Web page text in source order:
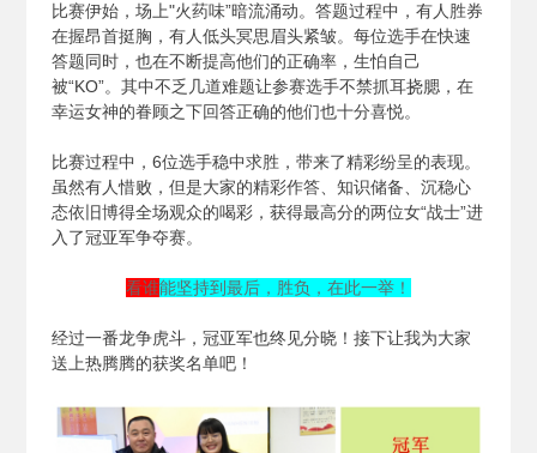
比赛伊始，场上"火药味”暗流涌动。答题过程中，有人胜券
在握昂首挺胸，有人低头冥思眉头紧皱。每位选手在快速
答题同时，也在不断提高他们的正确率，生怕自己
被“KO”。其中不乏几道难题让参赛选手不禁抓耳挠腮，在
幸运女神的眷顾之下回答正确的他们也十分喜悦。
比赛过程中，6位选手稳中求胜，带来了精彩纷呈的表现。
虽然有人惜败，但是大家的精彩作答、知识储备、沉稳心
态依旧博得全场观众的喝彩，获得最高分的两位女“战士”进
入了冠亚军争夺赛。
看谁能坚持到最后，胜负，在此一举！
经过一番龙争虎斗，冠亚军也终见分晓！接下让我为大家
送上热腾腾的获奖名单吧！